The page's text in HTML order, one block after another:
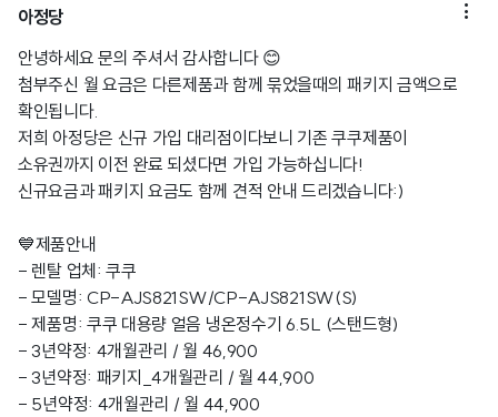
아정당 
안녕하세요 문의 주셔서 감사합니다 😊
첨부주신 월 요금은 다른제품과 함께 묶었을때의 패키지 금액으로
확인됩니다.
저희 아정당은 신규 가입 대리점이다보니 기존 쿠쿠제품이
소유권까지 이전 완료 되셨다면 가입 가능하십니다!
신규요금과 패키지 요금도 함께 견적 안내 드리겠습니다:)
💙제품안내
- 렌탈 업체: 쿠쿠
- 모델명: CP-AJS821SW/CP-AJS821SW(S)
- 제품명: 쿠쿠 대용량 얼음 냉온정수기 6.5L (스탠드형)
- 3년약정: 4개월관리 / 월 46,900
- 3년약정: 패키지_4개월관리 / 월 44,900
- 5년약정: 4개월관리 / 월 44,900